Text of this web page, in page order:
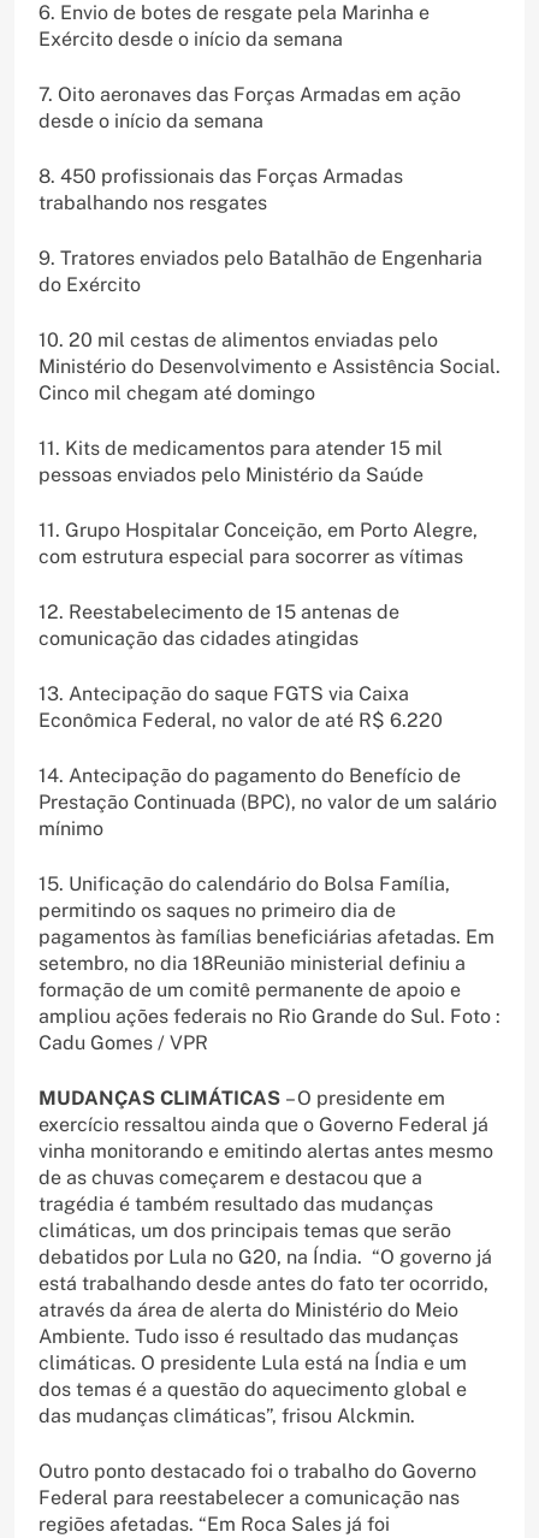
6. Envio de botes de resgate pela Marinha e
Exército desde o início da semana
7. Oito aeronaves das Forças Armadas em ação
desde o início da semana
8. 450 profissionais das Forças Armadas
trabalhando nos resgates
9. Tratores enviados pelo Batalhão de Engenharia
do Exército
10. 20 mil cestas de alimentos enviadas pelo
Ministério do Desenvolvimento e Assistência Social.
Cinco mil chegam até domingo
11. Kits de medicamentos para atender 15 mil
pessoas enviados pelo Ministério da Saúde
11. Grupo Hospitalar Conceição, em Porto Alegre,
com estrutura especial para socorrer as vítimas
12. Reestabelecimento de 15 antenas de
comunicação das cidades atingidas
13. Antecipação do saque FGTS via Caixa
Econômica Federal, no valor de até R$ 6.220
14. Antecipação do pagamento do Benefício de
Prestação Continuada (BPC), no valor de um salário
mínimo
15. Unificação do calendário do Bolsa Família,
permitindo os saques no primeiro dia de
pagamentos às famílias beneficiárias afetadas. Em
setembro, no dia 18Reunião ministerial definiu a
formação de um comitê permanente de apoio e
ampliou ações federais no Rio Grande do Sul. Foto :
Cadu Gomes / VPR
MUDANÇAS CLIMÁTICAS – O presidente em
exercício ressaltou ainda que o Governo Federal já
vinha monitorando e emitindo alertas antes mesmo
de as chuvas começarem e destacou que a
tragédia é também resultado das mudanças
climáticas, um dos principais temas que serão
debatidos por Lula no G20, na Índia. “O governo já
está trabalhando desde antes do fato ter ocorrido,
através da área de alerta do Ministério do Meio
Ambiente. Tudo isso é resultado das mudanças
climáticas. O presidente Lula está na Índia e um
dos temas é a questão do aquecimento global e
das mudanças climáticas”, frisou Alckmin.
Outro ponto destacado foi o trabalho do Governo
Federal para reestabelecer a comunicação nas
regiões afetadas. “Em Roca Sales já foi